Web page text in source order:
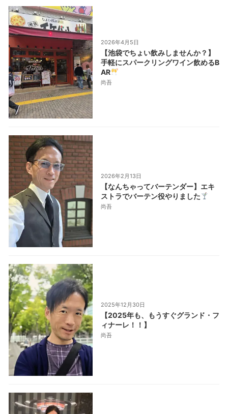
2026年4月5日
【池袋でちょい飲みしませんか？】
手軽にスパークリングワイン飲めるB
AR
尚吾
2026年2月13日
【なんちゃってバーテンダー】エキ
ストラでバーテン役やりました
尚吾
2025年12月30日
【2025年も、もうすぐグランド・フ
ィナーレ！！】
尚吾